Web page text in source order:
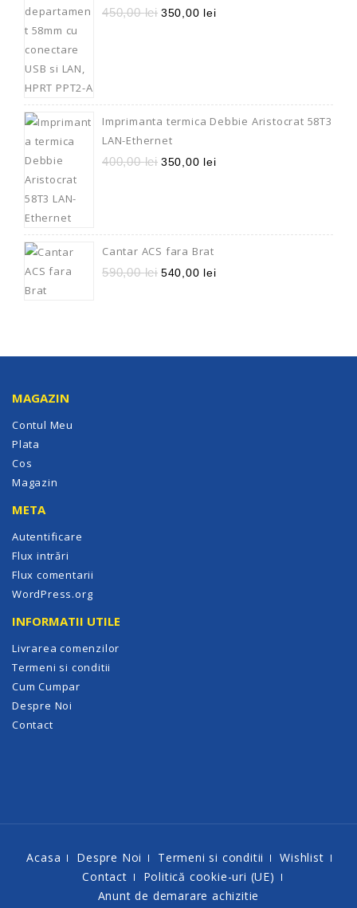
450,00lei 350,00 lei
Imprimanta termica Debbie Aristocrat 58T3
LAN-Ethernet
400,00lei 350,00 lei
Cantar ACS fara Brat
590,00lei 540,00 lei
MAGAZIN
Contul Meu
Plata
Cos
Magazin
META
Autentificare
Flux intrări
Flux comentarii
WordPress.org
INFORMATII UTILE
Livrarea comenzilor
Termeni si conditii
Cum Cumpar
Despre Noi
Contact
Acasa Despre Noi Termeni si conditii
Wishlist
Contact
Politică cookie-uri (UE)
Anunt de demarare achizitie